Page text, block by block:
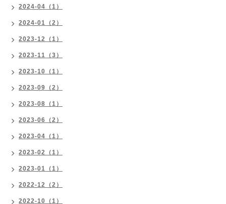
2024-04（1）
2024-01（2）
2023-12（1）
2023-11（3）
2023-10（1）
2023-09（2）
2023-08（1）
2023-06（2）
2023-04（1）
2023-02（1）
2023-01（1）
2022-12（2）
2022-10（1）